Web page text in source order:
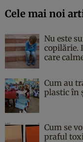
Cele mai noi
Nu este
copilărie.
care
Cum au
plastic în
Cum se
praful